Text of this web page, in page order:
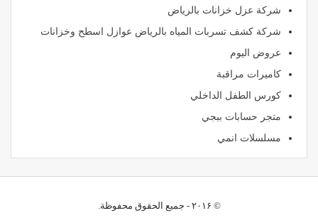
شركة عزل خزانات بالرياض
شركة كشف تسربات المياه بالرياض عوازل اسطح وخزانات
عروض اليوم
كاميرات مراقبة
كورس الطفل الداخلي
متجر حسابات ببجي
مسلسلات انمي
© ۲۰۱۶ - جميع الحقوق محفوظة.